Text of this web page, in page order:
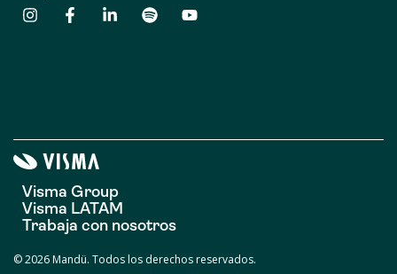
Visma Group
Visma LATAM
Trabaja con nosotros
© 2026 Mandü. Todos los derechos reservados.